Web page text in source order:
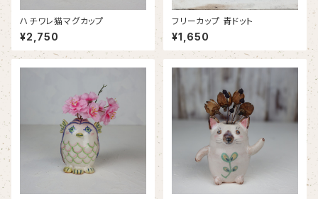
ハチワレ猫マグカップ
¥2,750
フリーカップ 青ドット
¥1,650